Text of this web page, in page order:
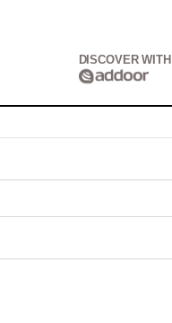
DISCOVER WITH